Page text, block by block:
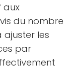
aux
du nombre
ajuster les
par